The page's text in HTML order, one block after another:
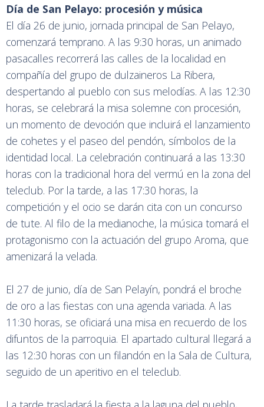
Día de San Pelayo: procesión y música
El día 26 de junio, jornada principal de San Pelayo,
comenzará temprano. A las 9:30 horas, un animado
pasacalles recorrerá las calles de la localidad en
compañía del grupo de dulzaineros La Ribera,
despertando al pueblo con sus melodías. A las 12:30
horas, se celebrará la misa solemne con procesión,
un momento de devoción que incluirá el lanzamiento
de cohetes y el paseo del pendón, símbolos de la
identidad local. La celebración continuará a las 13:30
horas con la tradicional hora del vermú en la zona del
teleclub. Por la tarde, a las 17:30 horas, la
competición y el ocio se darán cita con un concurso
de tute. Al filo de la medianoche, la música tomará el
protagonismo con la actuación del grupo Aroma, que
amenizará la velada.
El 27 de junio, día de San Pelayín, pondrá el broche
de oro a las fiestas con una agenda variada. A las
11:30 horas, se oficiará una misa en recuerdo de los
difuntos de la parroquia. El apartado cultural llegará a
las 12:30 horas con un filandón en la Sala de Cultura,
seguido de un aperitivo en el teleclub.